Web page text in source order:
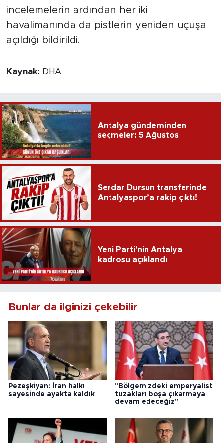
incelemelerin ardından her iki
havalimanında da pistlerin yeniden uçuşa
açıldığı bildirildi.
Kaynak: DHA
Antalya gündeminden
seçmeler: 5 Ağustos
Serdar Dursun transferinde
Antalyaspor’a rakip çıktı!
Yeni Parti'nin Antalya
kadrosu açıklandı
Bunlar da ilginizi çekebilir
Pezeşkiyan: İran halkı
sayesinde ayakta kaldık
"Bölgemizdeki emperyalist
tuzakları boşa çıkarmaya
devam edeceğiz"